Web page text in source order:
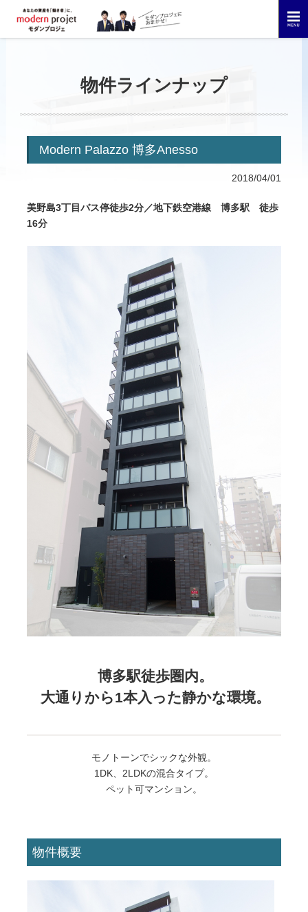
物件ラインナップ
Modern Palazzo 博多Anesso
2018/04/01
美野島3丁目バス停徒歩2分／地下鉄空港線 博多駅 徒歩
16分
博多駅徒歩圏内。
大通りから1本入った静かな環境。
モノトーンでシックな外観。
1DK、2LDKの混合タイプ。
ペット可マンション。
物件概要